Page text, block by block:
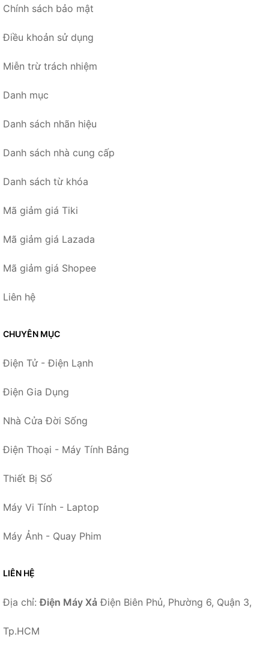
Chính sách bảo mật
Điều khoản sử dụng
Miễn trừ trách nhiệm
Danh mục
Danh sách nhãn hiệu
Danh sách nhà cung cấp
Danh sách từ khóa
Mã giảm giá Tiki
Mã giảm giá Lazada
Mã giảm giá Shopee
Liên hệ
CHUYÊN MỤC
Điện Tử - Điện Lạnh
Điện Gia Dụng
Nhà Cửa Đời Sống
Điện Thoại - Máy Tính Bảng
Thiết Bị Số
Máy Vi Tính - Laptop
Máy Ảnh - Quay Phim
LIÊN HỆ
Địa chỉ:Điện Máy Xả Điện Biên Phủ, Phường 6, Quận 3,
Tp.HCM